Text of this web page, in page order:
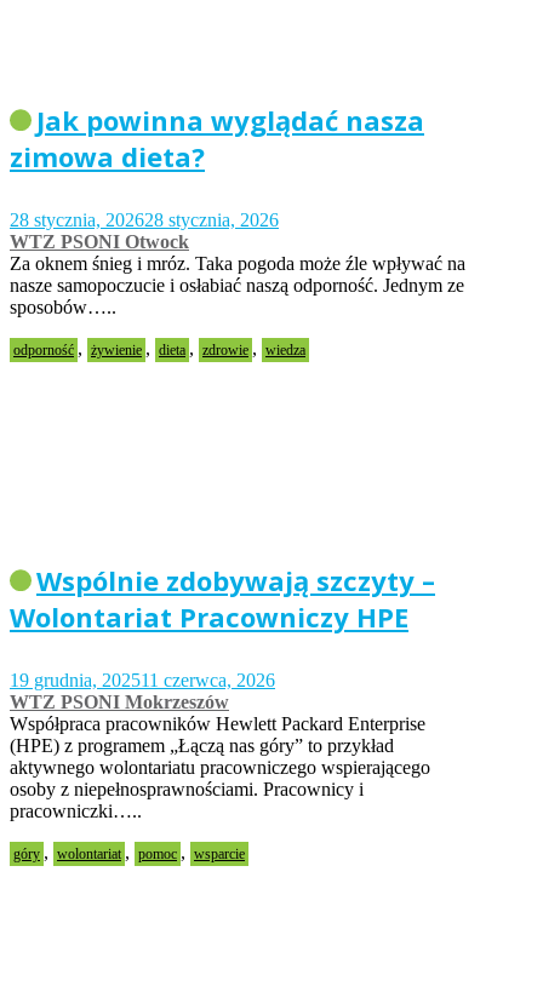
Jak powinna wyglądać nasza
zimowa dieta?
28 stycznia, 202628 stycznia, 2026
WTZ PSONI Otwock
Za oknem śnieg i mróz. Taka pogoda może źle wpływać na
nasze samopoczucie i osłabiać naszą odporność. Jednym ze
sposobów…..
odporność , żywienie , dieta , zdrowie , wiedza
Wspólnie zdobywają szczyty –
Wolontariat Pracowniczy HPE
19 grudnia, 202511 czerwca, 2026
WTZ PSONI Mokrzeszów
Współpraca pracowników Hewlett Packard Enterprise
(HPE) z programem „Łączą nas góry” to przykład
aktywnego wolontariatu pracowniczego wspierającego
osoby z niepełnosprawnościami. Pracownicy i
pracowniczki…..
góry , wolontariat , pomoc , wsparcie